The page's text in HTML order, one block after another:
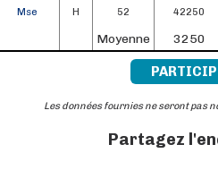
Mse H 52 42250
Moyenne 3250
Les données fournies ne seront pas
Partagez